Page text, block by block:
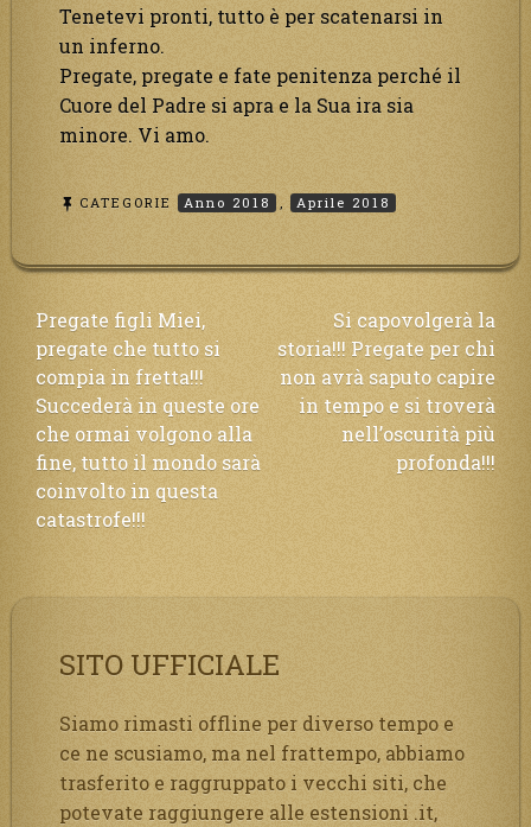
Tenetevi pronti, tutto è per scatenarsi in
un inferno.
Pregate, pregate e fate penitenza perché il
Cuore del Padre si apra e la Sua ira sia
minore. Vi amo.
CATEGORIE Anno 2018 , Aprile 2018
Navigazione
articoli
Pregate figli Miei,
pregate che tutto si
compia in fretta!!!
Succederà in queste ore
che ormai volgono alla
fine, tutto il mondo sarà
coinvolto in questa
catastrofe!!!
Si capovolgerà la
storia!!! Pregate per chi
non avrà saputo capire
in tempo e si troverà
nell’oscurità più
profonda!!!
SITO UFFICIALE
Siamo rimasti offline per diverso tempo e
ce ne scusiamo, ma nel frattempo, abbiamo
trasferito e raggruppato i vecchi siti, che
potevate raggiungere alle estensioni .it,